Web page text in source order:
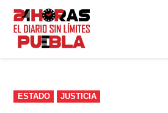
Saltar
contenido
PUBLICADO
EN
ESTADO JUSTICIA